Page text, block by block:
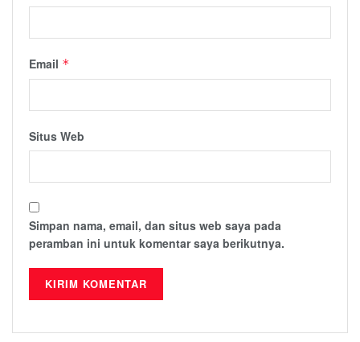
Email *
Situs Web
Simpan nama, email, dan situs web saya pada
peramban ini untuk komentar saya berikutnya.